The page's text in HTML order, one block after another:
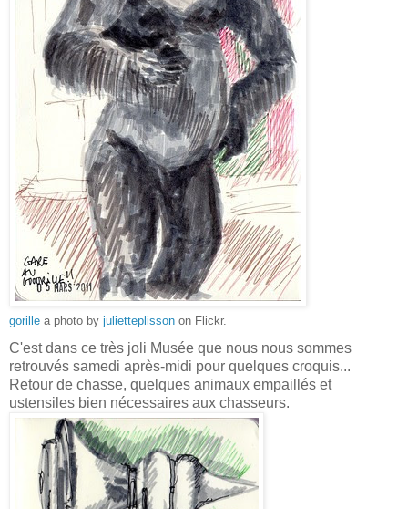
gorille a photo by julietteplisson on Flickr.
C'est dans ce très joli Musée que nous nous sommes
retrouvés samedi après-midi pour quelques croquis...
Retour de chasse, quelques animaux empaillés et
ustensiles bien nécessaires aux chasseurs.